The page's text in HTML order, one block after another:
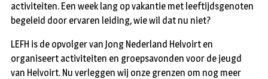
activiteiten. Een week lang op vakantie met leeftijdsgenoten
begeleid door ervaren leiding, wie wil dat nu niet?
LEFH is de opvolger van Jong Nederland Helvoirt en
organiseert activiteiten en groepsavonden voor de jeugd
van Helvoirt. Nu verleggen wij onze grenzen om nog meer